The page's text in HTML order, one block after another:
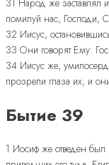
помилуй нас, Господи,
32 Иисус,
33 Они говорят Ему:
34 Иисус же,
прозрели глаза их, и
Бытие 39
1 Иосиф же отведен был